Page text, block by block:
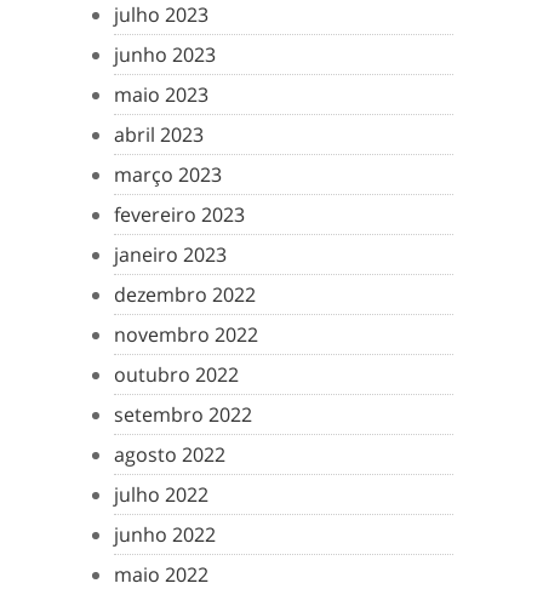
julho 2023
junho 2023
maio 2023
abril 2023
março 2023
fevereiro 2023
janeiro 2023
dezembro 2022
novembro 2022
outubro 2022
setembro 2022
agosto 2022
julho 2022
junho 2022
maio 2022